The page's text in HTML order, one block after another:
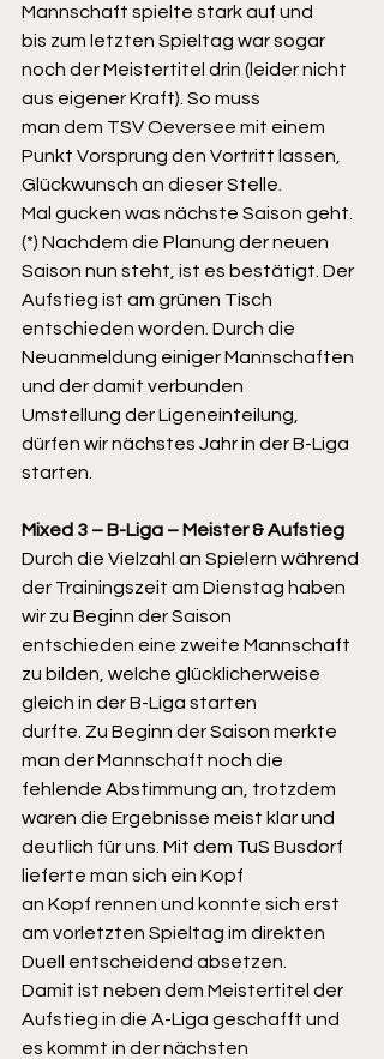
Mannschaft spielte stark auf und
bis zum letzten Spieltag war sogar
noch der Meistertitel drin (leider nicht
aus eigener Kraft). So muss
man dem TSV Oeversee mit einem
Punkt Vorsprung den Vortritt lassen,
Glückwunsch an dieser Stelle.
Mal gucken was nächste Saison geht.
(*) Nachdem die Planung der neuen
Saison nun steht, ist es bestätigt. Der
Aufstieg ist am grünen Tisch
entschieden worden. Durch die
Neuanmeldung einiger Mannschaften
und der damit verbunden
Umstellung der Ligeneinteilung,
dürfen wir nächstes Jahr in der B-Liga
starten.
Mixed 3 – B-Liga – Meister & Aufstieg
Durch die Vielzahl an Spielern während
der Trainingszeit am Dienstag haben
wir zu Beginn der Saison
entschieden eine zweite Mannschaft
zu bilden, welche glücklicherweise
gleich in der B-Liga starten
durfte. Zu Beginn der Saison merkte
man der Mannschaft noch die
fehlende Abstimmung an, trotzdem
waren die Ergebnisse meist klar und
deutlich für uns. Mit dem TuS Busdorf
lieferte man sich ein Kopf
an Kopf rennen und konnte sich erst
am vorletzten Spieltag im direkten
Duell entscheidend absetzen.
Damit ist neben dem Meistertitel der
Aufstieg in die A-Liga geschafft und
es kommt in der nächsten